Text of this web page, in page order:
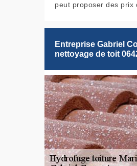
peut proposer des prix
Entreprise Gabriel
nettoyage de toit